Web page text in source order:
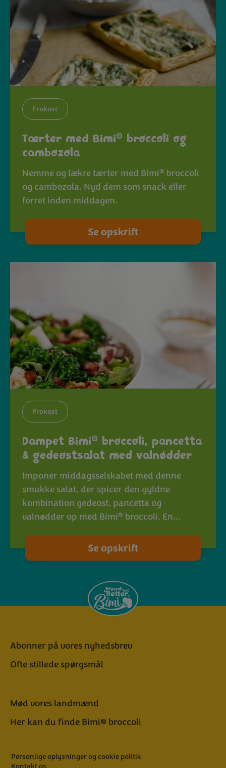
Frokost
Tærter med Bimi® broccoli og
cambozola
Nemme og lækre tærter med Bimi® broccoli
og cambozola. Nyd dem som snack eller
forret inden middagen.
Se opskrift
Frokost
Dampet Bimi® broccoli, pancetta
& gedeostsalat med valnødder
Imponer middagsselskabet med denne
smukke salat, der spicer den gyldne
kombination gedeost, pancetta og
valnødder op med Bimi® broccoli. En…
Se opskrift
Abonner på vores nyhedsbrev
Ofte stillede spørgsmål
Mød vores landmænd
Her kan du finde Bimi® broccoli
Personlige oplysninger og cookie politik